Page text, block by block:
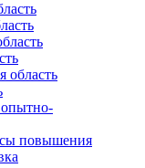
область
опытно-
повышения